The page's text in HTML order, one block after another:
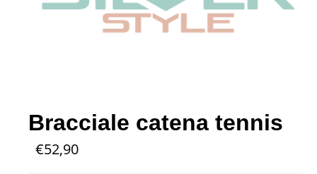
Bracciale catena tennis
€52,90